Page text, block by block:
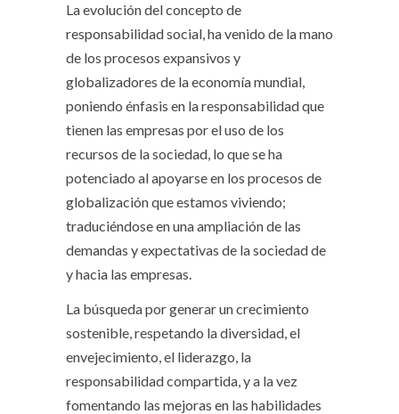
La evolución del concepto de
responsabilidad social, ha venido de la mano
de los procesos expansivos y
globalizadores de la economía mundial,
poniendo énfasis en la responsabilidad que
tienen las empresas por el uso de los
recursos de la sociedad, lo que se ha
potenciado al apoyarse en los procesos de
globalización que estamos viviendo;
traduciéndose en una ampliación de las
demandas y expectativas de la sociedad de
y hacia las empresas.
La búsqueda por generar un crecimiento
sostenible, respetando la diversidad, el
envejecimiento, el liderazgo, la
responsabilidad compartida, y a la vez
fomentando las mejoras en las habilidades